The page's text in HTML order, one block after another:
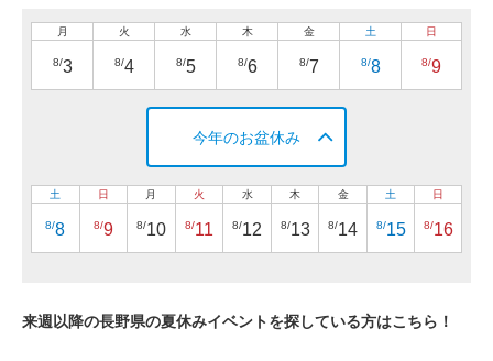
月
8/3
火
8/4
水
8/5
木
8/6
金
8/7
土
8/8
日
8/9
今年のお盆休み
土
8/8
日
8/9
月
8/10
火
8/11
水
8/12
木
8/13
金
8/14
土
8/15
日
8/16
来週以降の長野県の夏休みイベントを探している方はこちら！